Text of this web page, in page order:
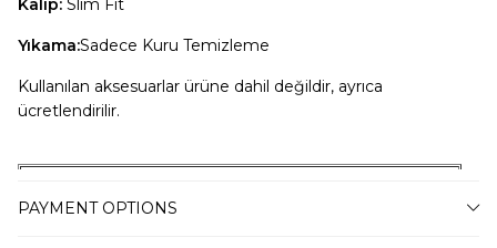
Kalıp: Slim Fit
Yıkama:Sadece Kuru Temizleme
Kullanılan aksesuarlar ürüne dahil değildir, ayrıca
ücretlendirilir.
S Beden
PAYMENT OPTIONS